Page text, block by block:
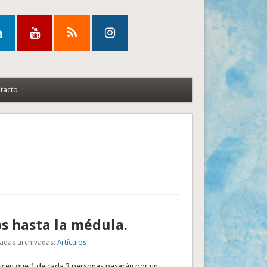
hasta la médula.
archivadas: Artículos